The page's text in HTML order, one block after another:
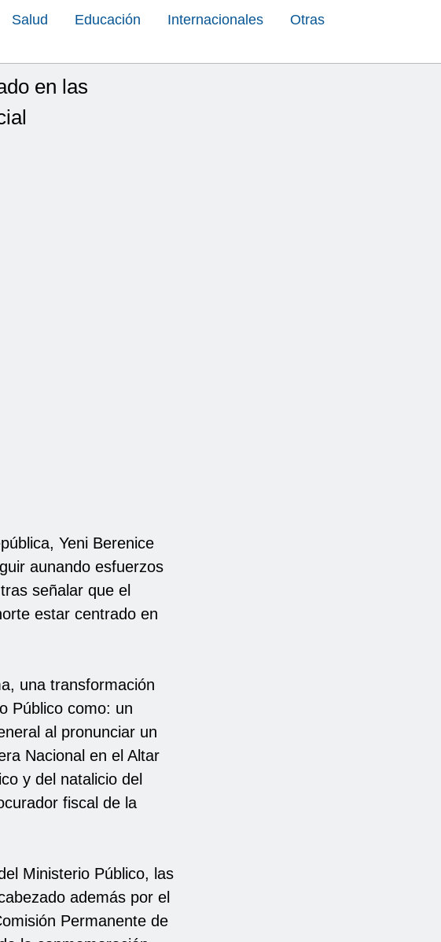
Salud Educación Internacionales Otras
en las
Yeni Berenice
aunando esfuerzos
señalar que el
estar centrado en
una transformación
Público como: un
al pronunciar un
Nacional en el Altar
y del natalicio del
fiscal de la
Ministerio Público, las
además por el
Permanente de